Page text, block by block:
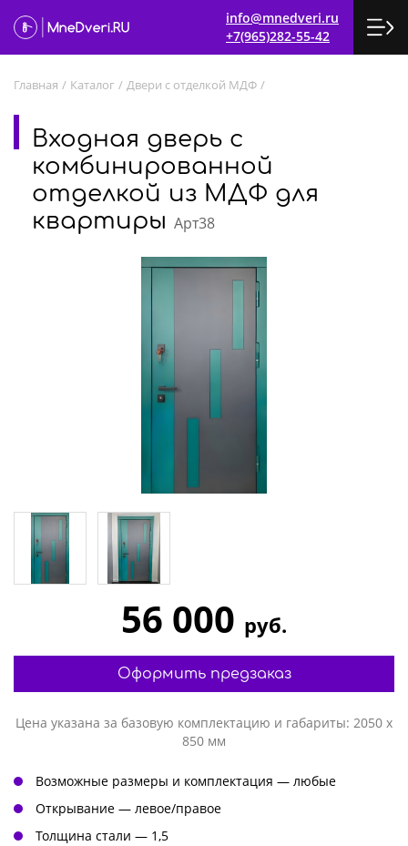
info@mnedveri.ru
+7(965)282-55-42
Главная / Каталог / Двери с отделкой МДФ /
Входная дверь с
комбинированной
отделкой из МДФ для
квартиры Арт38
56 000 руб.
Оформить предзаказ
Цена указана за базовую комплектацию и габариты: 2050 х
850 мм
Возможные размеры и комплектация — любые
Открывание — левое/правое
Толщина стали — 1,5